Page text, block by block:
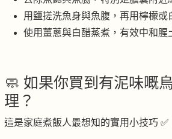
用鹽搓洗魚身與魚腹，再用檸檬或
使用薑蔥與白醋蒸煮，有效中和腥
🧼 如果你買到有泥味嘅
理？
這是家庭煮飯人最想知的實用小技巧 ✅